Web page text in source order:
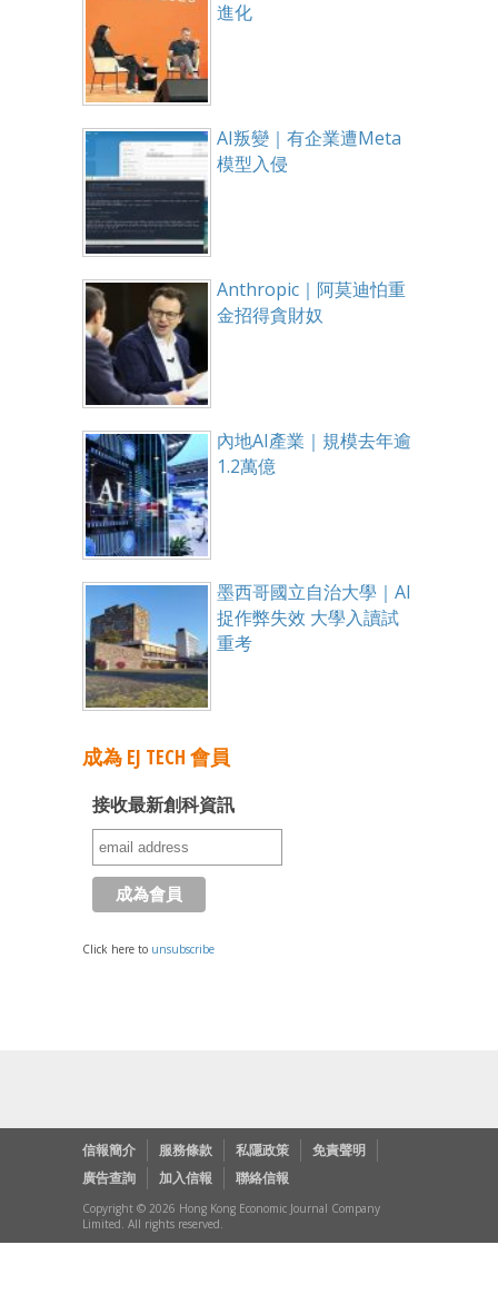
進化
AI叛變｜有企業遭Meta
模型入侵
Anthropic｜阿莫迪怕重
金招得貪財奴
內地AI產業｜規模去年逾
1.2萬億
墨西哥國立自治大學｜AI
捉作弊失效 大學入讀試
重考
成為 EJ TECH 會員
接收最新創科資訊
Click here to unsubscribe
信報簡介 服務條款 私隱政策
免責聲明
廣告查詢
加入信報 聯絡信報
Copyright © 2026 Hong Kong Economic Journal Company
Limited. All rights reserved.